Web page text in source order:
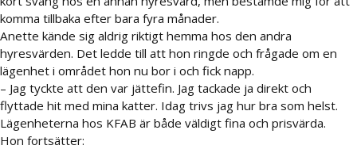
komma tillbaka efter bara fyra månader.
Anette kände sig aldrig riktigt hemma hos den andra
hyresvärden. Det ledde till att hon ringde och frågade om en
lägenhet i området hon nu bor i och fick napp.
– Jag tyckte att den var jättefin. Jag tackade ja direkt och
flyttade hit med mina katter. Idag trivs jag hur bra som helst.
Lägenheterna hos KFAB är både väldigt fina och prisvärda.
Hon fortsätter: